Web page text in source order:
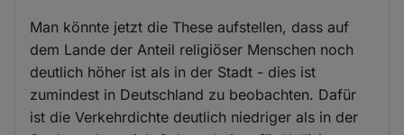
Man könnte jetzt die These aufstellen, dass auf
dem Lande der Anteil religiöser Menschen noch
deutlich höher ist als in der Stadt - dies ist
zumindest in Deutschland zu beobachten. Dafür
ist die Verkehrdichte deutlich niedriger als in der